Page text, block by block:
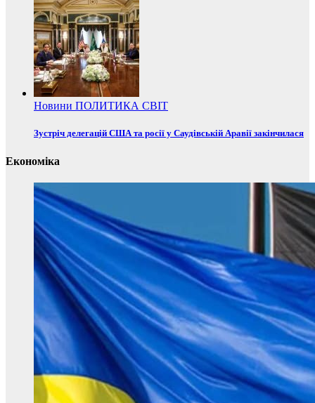
Новини ПОЛИТИКА СВІТ
Зустріч делегацій США та росії у Саудівській Аравії закінчилася
Економіка